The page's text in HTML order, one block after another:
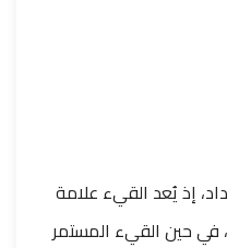
إذ يُعد القيء علامة
في حين القيء المستمر